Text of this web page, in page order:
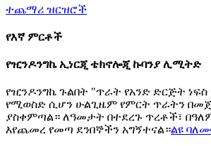
ተጨማሪ ዝርዝሮች
የእኛ ምርቶች
የዢንዶንግኬ ኢነርጂ ቴክኖሎጂ ኩባንያ ሊሚትድ
የዢንዶንግኬ ጉልበት "ጥራት የአንድ ድርጅት
የሚወስድ ሲሆን ሁልጊዜም የምርት ጥራትን
ያስቀምጣል። ለዓመታት በተደረጉ ጥረቶች፣
እየጨመረ የመጣ ደንበኞችን አግኝተናል።ልዩ